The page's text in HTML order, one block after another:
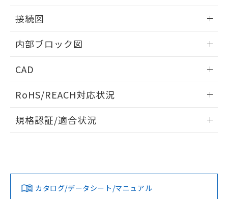
接続図
内部ブロック図
CAD
ドすることができます。
ログイン/会員登録
ダウンロードデータをご利用いただく前に、以下を必ずお読
みください。
ソフトウェアの使用条件
RoHS/REACH対応状況
EU RoHS 注意事項・凡例
対応済み
規格認証/適合状況
カタログ/データシート/マニュアル